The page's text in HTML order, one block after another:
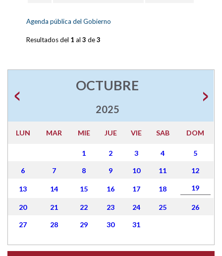
Agenda pública del Gobierno
Resultados del 1 al3de3
OCTUBRE
2025
LUN MAR MIE JUE VIE SAB DOM
1 2 3 4 5
6 7 8 9 10 11 12
13 14 15 16 17 18 19
20 21 22 23 24 25 26
27 28 29 30 31